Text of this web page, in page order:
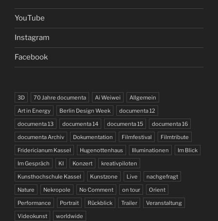
YouTube
Instagram
Facebook
3D 70 Jahre documenta Ai Weiwei
Allgemein
Art in Energy
Berlin Design Week
documenta 12
documenta 13
documenta 14 documenta 15
documenta 16
documenta Archiv
Dokumentation Filmfestival
Filmtribute
Fridericianum Kassel
Hugenottenhaus Illuminationen
Im Blick
Im Gespräch
KI Konzert
kreativpiloten
Kunsthochschule Kassel
Kunstzone Live
nachgefragt
Nature
Nekropole No Comment on tour
Orient
Performance
Portrait Rückblick Trailer
Veranstaltung
Videokunst
worldwide